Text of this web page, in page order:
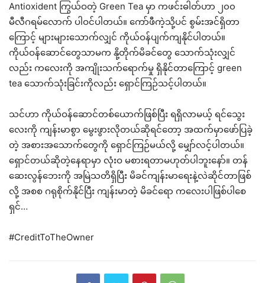
Antioxident ကြွယ်ဝတဲ့ Green Tea မှာ ကဖင်းဓါတ်ဟာ ၂၀၀
မီလီဂရမ်လောက် ပါဝင်ပါတယ်။ ကော်ဖီကဲ့သို့ပင် စွမ်းအင်ရှိတာ
ကြောင့် များများသောက်လျှင် ကိုယ်ဝန်ပျက်ကျနိုင်ပါတယ်။
ကိုယ်ဝန်ဆောင်တွေသာမက နို့တိုက်မိခင်တွေ သောက်သုံးလျှင်
လည်း ကလေးကို အကျိုးသက်ရောက်မှု ရှိနိုင်တာကြောင့် green
tea သောက်သုံးခြင်းကိုလည်း ရှောင်ကြဉ်သင့်ပါတယ်။
သင်ဟာ ကိုယ်ဝန်ဆောင်တစ်ယောက်ဖြစ်ပြီး ရရှိလာမယ့် ရင်သွေး
လေးကို ကျန်းမာစွာ မွေးဖွားလိုတယ်ဆိုရင်တော့ အထက်မှာဖော်ပြခဲ့
တဲ့ အစားအသောက်တွေကို ရှောင်ကြဉ်မယ်လို့ မျှော်လင့်ပါတယ်။
ရှောင်တယ်ဆိုတဲ့နေရာမှာ လုံးဝ မစားရတာမဟုတ်ပါဘူးနော်။ တန်
ဆေးလွန်ဘေးကို အမြဲသတိရှိပြီး မိခင်ကျန်းမာရေးနဲ့လဲဆိုင်တာဖြစ်
လို့ အစစ ဂရုစိုက်နိုင်ပြီး ကျန်းမာတဲ့ မိခင်ရော ကလေးပါဖြစ်ပါစေ
ရှင်…
#CreditToTheOwner